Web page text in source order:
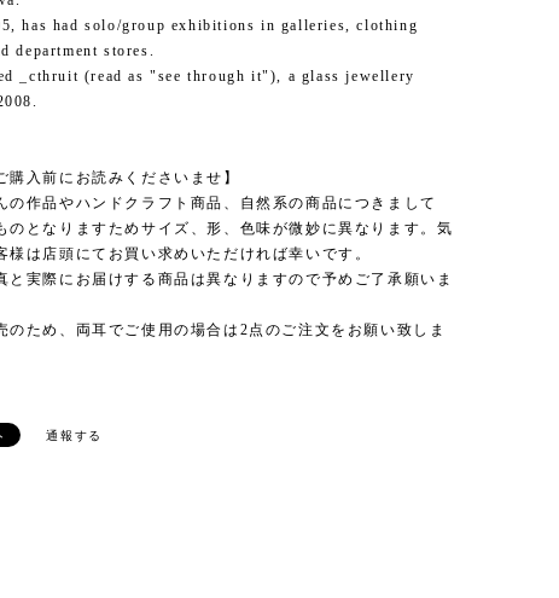
has had solo/group exhibitions in galleries, clothing
department stores.
_cthruit (read as "see through it"), a glass jewellery
購入前にお読みくださいませ】
の作品やハンドクラフト商品、自然系の商品につきまして
のとなりますためサイズ、形、色味が微妙に異なります。気
様は店頭にてお買い求めいただければ幸いです。
と実際にお届けする商品は異なりますので予めご了承願いま
のため、両耳でご使用の場合は2点のご注文をお願い致しま
通報する